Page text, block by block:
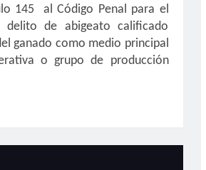
145 al Código Penal para el
delito de abigeato calificado
ganado como medio principal
o grupo de producción